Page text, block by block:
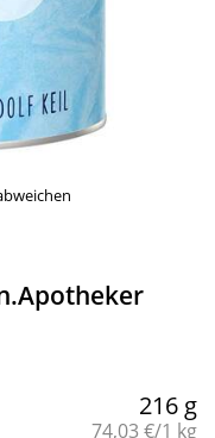
216 g
Grundpreis:
74,03 €/1 kg